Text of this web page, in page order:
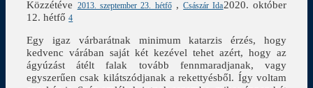
Közzétéve 2013. szeptember 23. hétfő ,Császár Ida2020. október
12. hétfő 4
Egy igaz várbarátnak minimum katarzis érzés, hogy
kedvenc várában saját két kezével tehet azért, hogy az
ágyúzást átélt falak tovább fennmaradjanak, vagy
egyszerűen csak kilátszódjanak a rekettyésből. Így voltam